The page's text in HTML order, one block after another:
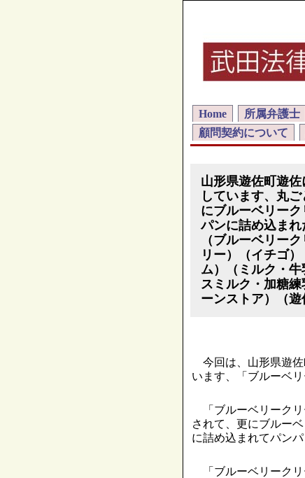
Home 所属弁護士
顧問契約について
山形県遊佐町遊
しています、丸
にブルーベリー
パンに詰め込まれ
（ブルーベリー
リー）（イチゴ
ム）（ミルク・
スミルク・加糖
ーンストア）（遊
今回は、山形県遊佐
います、「ブルーベ
「ブルーベリークリ
されて、更にブルー
に詰め込まれてパン
「ブルーベリークリ